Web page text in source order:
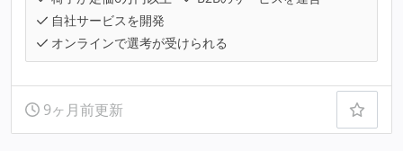
自社サービスを開発
オンラインで選考が受けられる
9ヶ月前更新